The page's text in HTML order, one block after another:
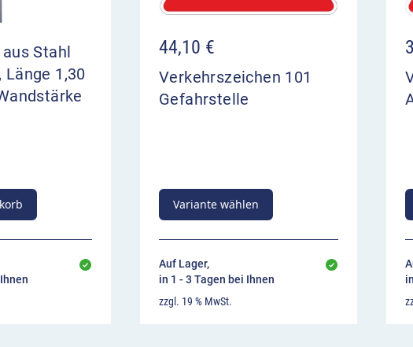
Stahl
1,30
44,10 €
Verkehrszeichen 101
Gefahrstelle
Variante wählen
Auf Lager,
in 1 - 3 Tagen bei Ihnen
zzgl. 19 % MwSt.